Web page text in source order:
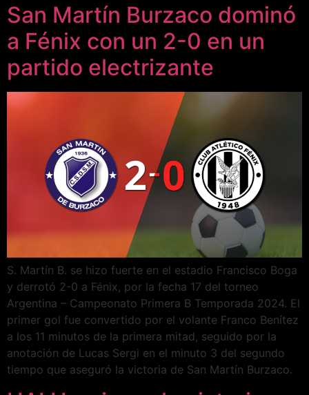
San Martín Burzaco dominó
a Fénix con un 2-0 en un
partido electrizante
S. Martín B. se hizo fuerte en el estadio Francisco Boga
y derrotó 2-0 a Fénix, por la fecha 17 del torneo
Argentina – Campeonato Primera B Temporada 2024. El
primer gol fue convertido por el volante Franco Benítez
a los 11 minutos de la primera mitad, seguido por la
anotación de Lucas Sergi en el minuto 3 del segundo
tiempo que aseguró la victoria de San Martín Burzaco.